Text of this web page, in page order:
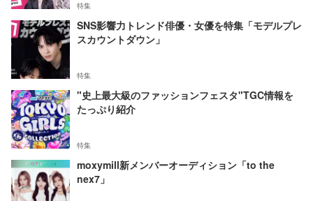
特集
SNS影響力トレンド俳優・女優を特集「モデルプレ
スカウントダウン」
特集
"史上最大級のファッションフェスタ"TGC情報を
たっぷり紹介
特集
moxymill新メンバーオーディション「to the
nex7」